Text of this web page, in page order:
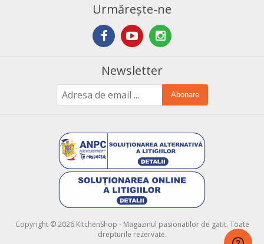
Urmărește-ne
Newsletter
Abonare
Copyright © 2026 KitchenShop - Magazinul pasionatilor de gatit. Toate
drepturile rezervate.